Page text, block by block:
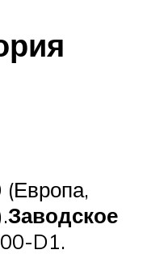
Заводское
D1.